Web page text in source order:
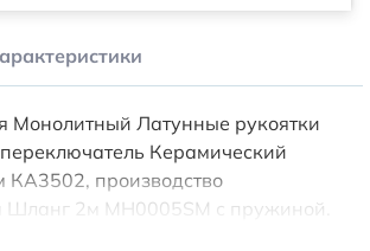
Монолитный Латунные рукоятки
Керамический
производство
Шланг 2м MH0005SM с пружиной.
лёгкий ход шланга при